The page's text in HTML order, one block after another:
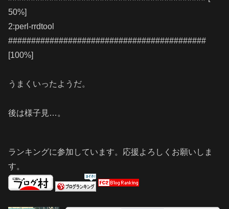
50%]
2:perl-rrdtool
###########################################
[100%]
うまくいったようだ。
後は様子見…。
ランキングに参加しています。応援よろしくお願いしま
す。